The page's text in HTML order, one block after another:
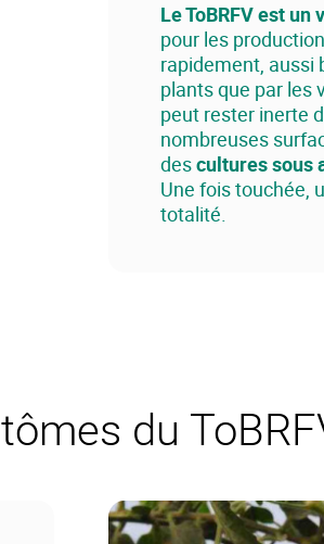
Le ToBRFV est
pour les
rapidement, aussi
plants que par les
peut rester inerte
nombreuses
descultures sous
Une fois touchée,
totalité.
du